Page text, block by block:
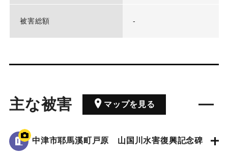
被害総額 -
主な被害 マップを見る
中津市耶馬溪町戸原 山国川水害復興記念碑